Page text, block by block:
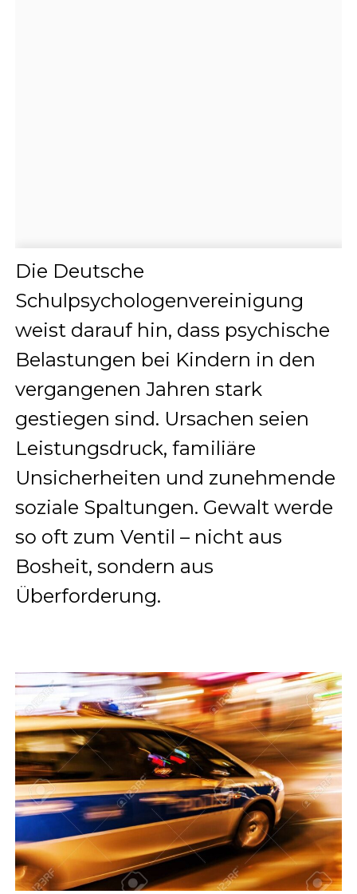
Die Deutsche
Schulpsychologenvereinigung
weist darauf hin, dass psychische
Belastungen bei Kindern in den
vergangenen Jahren stark
gestiegen sind. Ursachen seien
Leistungsdruck, familiäre
Unsicherheiten und zunehmende
soziale Spaltungen. Gewalt werde
so oft zum Ventil – nicht aus
Bosheit, sondern aus
Überforderung.